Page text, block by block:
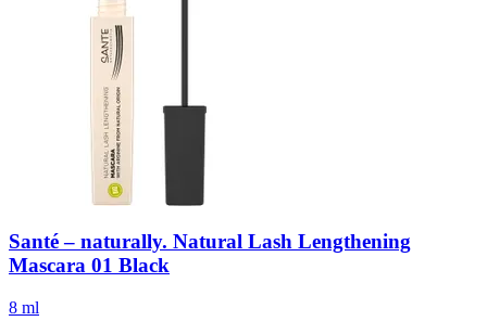
Santé – naturally. Natural Lash Lengthening
Mascara 01 Black
8 ml